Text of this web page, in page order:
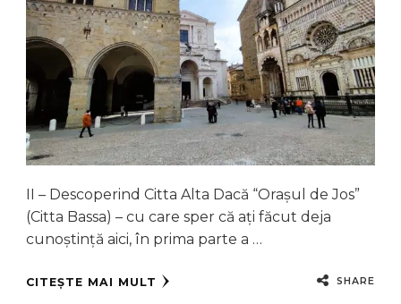
II – Descoperind Citta Alta Dacă “Orașul de Jos”
(Citta Bassa) – cu care sper că ați făcut deja
cunoștință aici, în prima parte a …
CITEȘTE MAI MULT SHARE